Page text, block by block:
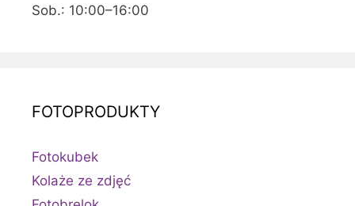
Sob.: 10:00–16:00
FOTOPRODUKTY
Fotokubek
Kolaże ze zdjęć